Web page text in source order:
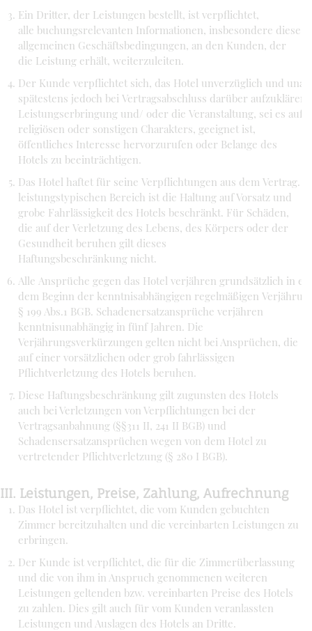
Ein Dritter, der Leistungen bestellt, ist verpflichtet,
alle buchungsrelevanten Informationen, insbesondere diese
allgemeinen Geschäftsbedingungen, an den Kunden, der
die Leistung erhält, weiterzuleiten.
Der Kunde verpflichtet sich, das Hotel unverzüglich und
spätestens jedoch bei Vertragsabschluss darüber aufzuklären,
Leistungserbringung und/ oder die Veranstaltung, sei es
religiösen oder sonstigen Charakters, geeignet ist,
öffentliches Interesse hervorzurufen oder Belange des
Hotels zu beeinträchtigen.
Das Hotel haftet für seine Verpflichtungen aus dem Vertrag.
leistungstypischen Bereich ist die Haltung auf Vorsatz und
grobe Fahrlässigkeit des Hotels beschränkt. Für Schäden,
die auf der Verletzung des Lebens, des Körpers oder der
Gesundheit beruhen gilt dieses
Haftungsbeschränkung nicht.
Alle Ansprüche gegen das Hotel verjähren grundsätzlich in
dem Beginn der kenntnisabhängigen regelmäßigen
§ 199 Abs.1 BGB. Schadenersatzansprüche verjähren
kenntnisunabhängig in fünf Jahren. Die
Verjährungsverkürzungen gelten nicht bei Ansprüchen, die
auf einer vorsätzlichen oder grob fahrlässigen
Pflichtverletzung des Hotels beruhen.
Diese Haftungsbeschränkung gilt zugunsten des Hotels
auch bei Verletzungen von Verpflichtungen bei der
Vertragsanbahnung (§§311 II, 241 II BGB) und
Schadensersatzansprüchen wegen von dem Hotel zu
vertretender Pflichtverletzung (§ 280 I BGB).
III. Leistungen, Preise, Zahlung, Aufrechnung
Das Hotel ist verpflichtet, die vom Kunden gebuchten
Zimmer bereitzuhalten und die vereinbarten Leistungen zu
erbringen.
Der Kunde ist verpflichtet, die für die Zimmerüberlassung
und die von ihm in Anspruch genommenen weiteren
Leistungen geltenden bzw. vereinbarten Preise des Hotels
zu zahlen. Dies gilt auch für vom Kunden veranlassten
Leistungen und Auslagen des Hotels an Dritte.